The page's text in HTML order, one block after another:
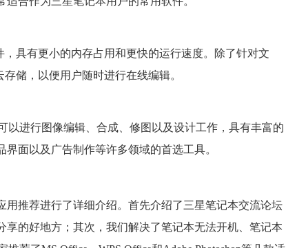
具有更小的内存占用和更快的运行速度。除了针对文
储，以便用户随时进行在线编辑。
以进行图像编辑、合成、修图以及设计工作，具有丰富的
面以及广告制作等许多领域的首选工具。
推荐进行了详细介绍。首先介绍了三星笔记本交流论坛
的好地方；其次，我们解决了笔记本无法开机、笔记本